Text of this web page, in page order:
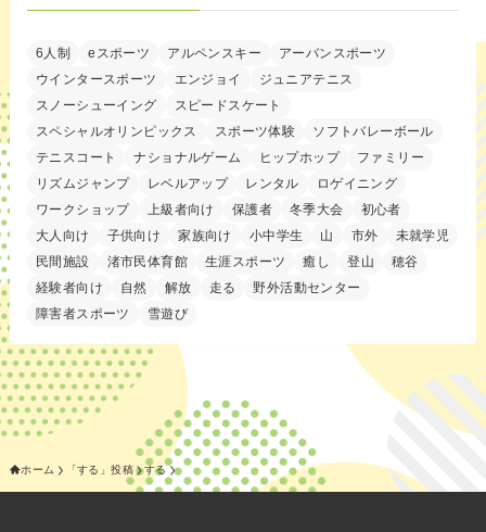
6人制 eスポーツ アルペンスキー
アーバンスポーツ
ウインタースポーツ
エンジョイ
ジュニアテニス
スノーシューイング
スピードスケート
スペシャルオリンピックス
スポーツ体験
ソフトバレーボール
テニスコート
ナショナルゲーム ヒップホップ
ファミリー
リズムジャンプ
レベルアップ レンタル
ロゲイニング
ワークショップ
上級者向け 保護者 冬季大会
初心者
大人向け
子供向け 家族向け 小中学生 山 市外
未就学児
民間施設
渚市民体育館 生涯スポーツ 癒し 登山
穂谷
経験者向け
自然 解放 走る
野外活動センター
障害者スポーツ
雪遊び
ホーム 「する」投稿 する